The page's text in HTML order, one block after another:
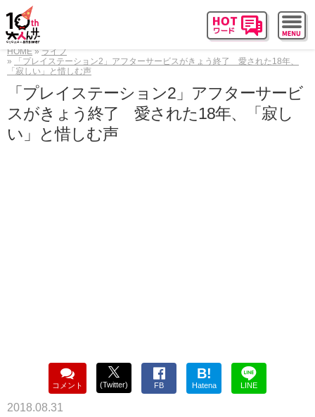
HOME
ライフ
「プレイステーション2」アフターサービスがきょう終了 愛された18年、
「寂しい」と惜しむ声
「プレイステーション2」アフターサービ
スがきょう終了 愛された18年、「寂し
い」と惜しむ声
コメント (Twitter) FB
B!
Hatena LINE
2018.08.31